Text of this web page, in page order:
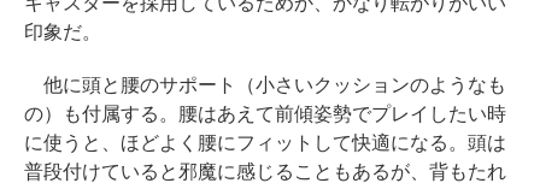
印象だ。
他に頭と腰のサポート（小さいクッションのようなも
の）も付属する。腰はあえて前傾姿勢でプレイしたい時
に使うと、ほどよく腰にフィットして快適になる。頭は
普段付けていると邪魔に感じることもあるが、背もたれ